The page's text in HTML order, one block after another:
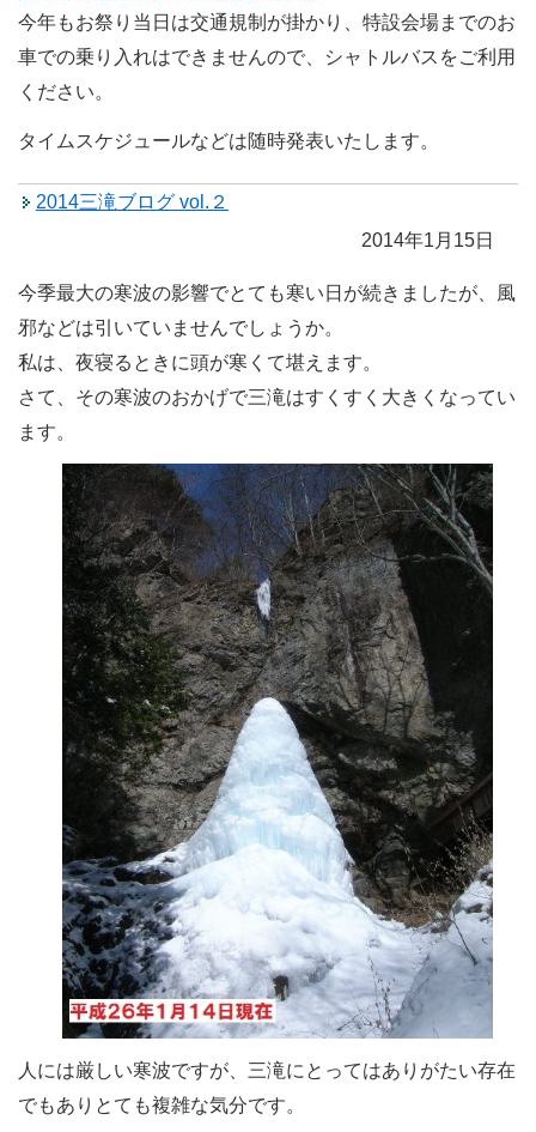
今年もお祭り当日は交通規制が掛かり、特設会場までのお
車での乗り入れはできませんので、シャトルバスをご利用
ください。
タイムスケジュールなどは随時発表いたします。
2014三滝ブログ vol.２
2014年1月15日
今季最大の寒波の影響でとても寒い日が続きましたが、風
邪などは引いていませんでしょうか。
私は、夜寝るときに頭が寒くて堪えます。
さて、その寒波のおかげで三滝はすくすく大きくなってい
ます。
人には厳しい寒波ですが、三滝にとってはありがたい存在
でもありとても複雑な気分です。